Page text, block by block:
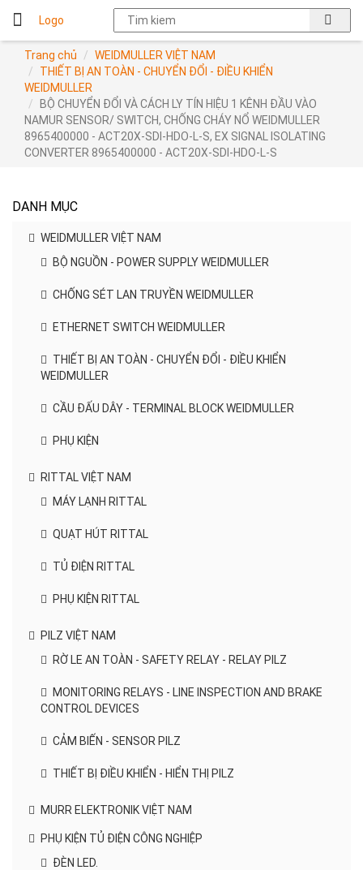
Logo
Trang chủ
WEIDMULLER VIỆT NAM
THIẾT BỊ AN TOÀN - CHUYỂN ĐỔI - ĐIỀU KHIỂN
WEIDMULLER
BỘ CHUYỂN ĐỔI VÀ CÁCH LY TÍN HIỆU 1 KÊNH ĐẦU VÀO
NAMUR SENSOR/ SWITCH, CHỐNG CHÁY NỔ WEIDMULLER
8965400000 - ACT20X-SDI-HDO-L-S, EX SIGNAL ISOLATING
CONVERTER 8965400000 - ACT20X-SDI-HDO-L-S
DANH MỤC
WEIDMULLER VIỆT NAM
BỘ NGUỒN - POWER SUPPLY WEIDMULLER
CHỐNG SÉT LAN TRUYỀN WEIDMULLER
ETHERNET SWITCH WEIDMULLER
THIẾT BỊ AN TOÀN - CHUYỂN ĐỔI - ĐIỀU KHIỂN
WEIDMULLER
CẦU ĐẤU DÂY - TERMINAL BLOCK WEIDMULLER
PHỤ KIỆN
RITTAL VIỆT NAM
MÁY LẠNH RITTAL
QUẠT HÚT RITTAL
TỦ ĐIỆN RITTAL
PHỤ KIỆN RITTAL
PILZ VIỆT NAM
RỜ LE AN TOÀN - SAFETY RELAY - RELAY PILZ
MONITORING RELAYS - LINE INSPECTION AND BRAKE
CONTROL DEVICES
CẢM BIẾN - SENSOR PILZ
THIẾT BỊ ĐIỀU KHIỂN - HIỂN THỊ PILZ
MURR ELEKTRONIK VIỆT NAM
PHỤ KIỆN TỦ ĐIỆN CÔNG NGHIỆP
ĐÈN LED.